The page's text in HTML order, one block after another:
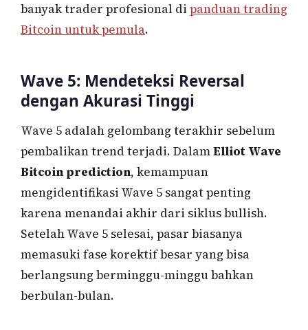
banyak trader profesional di panduan trading
Bitcoin untuk pemula.
Wave 5: Mendeteksi Reversal
dengan Akurasi Tinggi
Wave 5 adalah gelombang terakhir sebelum
pembalikan trend terjadi. DalamElliot Wave
Bitcoin prediction, kemampuan
mengidentifikasi Wave 5 sangat penting
karena menandai akhir dari siklus bullish.
Setelah Wave 5 selesai, pasar biasanya
memasuki fase korektif besar yang bisa
berlangsung berminggu-minggu bahkan
berbulan-bulan.